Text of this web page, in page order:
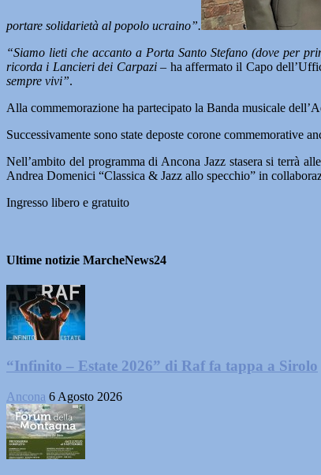
portare solidarietà al popolo ucraino”.
“Siamo lieti che accanto a Porta Santo Stefano (dove per
ricorda i Lancieri dei Carpazi – ha affermato il Capo
sempre vivi”.
Alla commemorazione ha partecipato la Banda musicale
Successivamente sono state deposte corone commemorative
Nell’ambito del programma di Ancona Jazz stasera si terrà
Andrea Domenici “Classica & Jazz allo specchio” in
Ingresso libero e gratuito
Ultime notizie MarcheNews24
“Infinito – Estate 2026” di Raf fa tappa a Sirolo
Ancona 6 Agosto 2026